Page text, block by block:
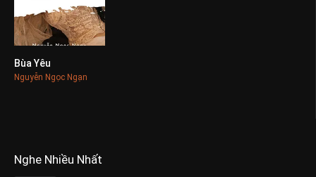
Bùa Yêu
Nguyễn Ngọc Ngạn
Nghe Nhiều Nhất